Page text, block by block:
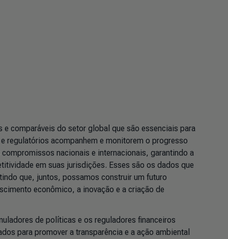
e comparáveis do setor global que são essenciais para
regulatórios acompanhem e monitorem o progresso
nacionais e internacionais, garantindo a
em suas jurisdições. Esses são os dados que
que, juntos, possamos construir um futuro
econômico, a inovação e a criação de
de políticas e os reguladores financeiros
para promover a transparência e a ação ambiental